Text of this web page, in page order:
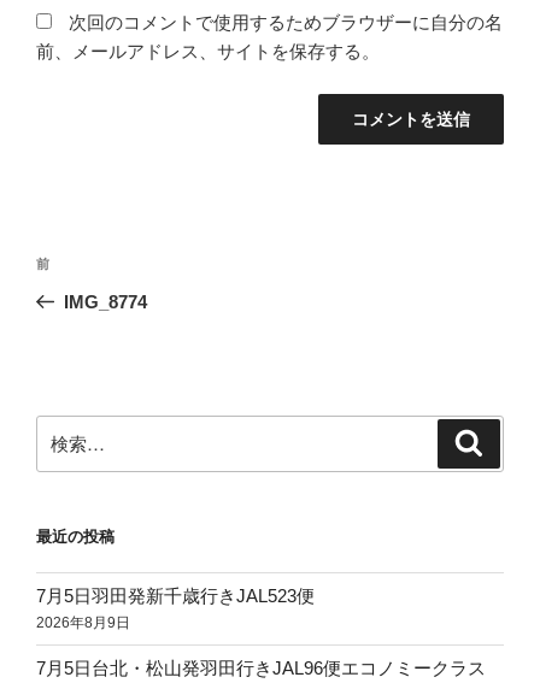
次回のコメントで使用するためブラウザーに自分の名
前、メールアドレス、サイトを保存する。
投
ナ
ー
シ
前
の
前
IMG_8774
索:
最近の投稿
7月5日羽田発新千歳行きJAL523便
2026年8月9日
7月5日台北・松山発羽田行きJAL96便エコノミークラス